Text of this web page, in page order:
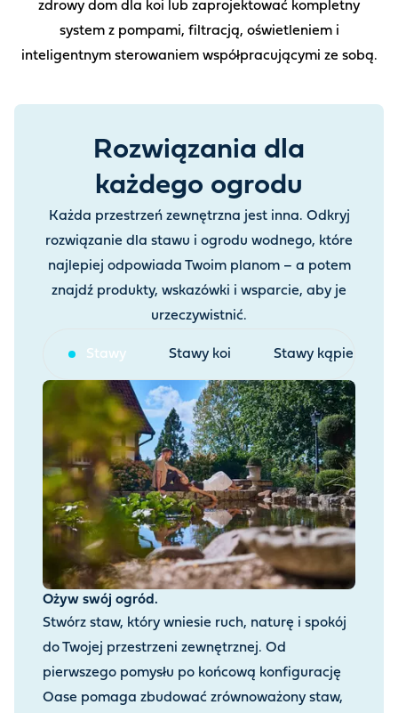
zdrowy dom dla koi lub zaprojektować kompletny
system z pompami, filtracją, oświetleniem i
inteligentnym sterowaniem współpracującymi ze sobą.
Rozwiązania dla
każdego ogrodu
Każda przestrzeń zewnętrzna jest inna. Odkryj
rozwiązanie dla stawu i ogrodu wodnego, które
najlepiej odpowiada Twoim planom – a potem
znajdź produkty, wskazówki i wsparcie, aby je
urzeczywistnić.
Stawy Stawy koi Stawy kąpielowe
Ożyw swój ogród.
Stwórz staw, który wniesie ruch, naturę i spokój
do Twojej przestrzeni zewnętrznej. Od
pierwszego pomysłu po końcową konfigurację
Oase pomaga zbudować zrównoważony staw,